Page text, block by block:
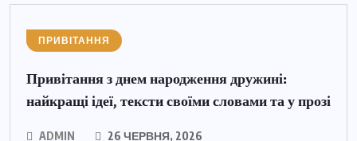
ПРИВІТАННЯ
Привітання з днем народження дружині:
найкращі ідеї, тексти своїми словами та у прозі
ADMIN 26 ЧЕРВНЯ, 2026